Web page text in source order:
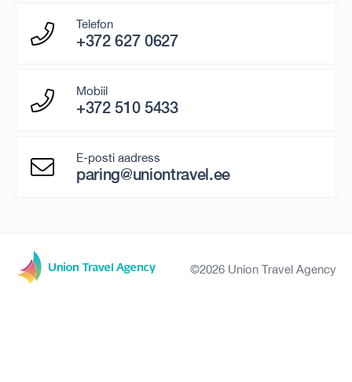
Telefon
+372 627 0627
Mobiil
+372 510 5433
E-posti aadress
paring@uniontravel.ee
©2026 Union Travel Agency